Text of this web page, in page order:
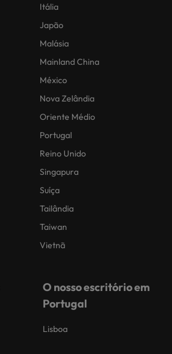
Itália
Japão
Malásia
Mainland China
México
Nova Zelândia
Oriente Médio
Portugal
Reino Unido
Singapura
Suíça
Tailândia
Taiwan
Vietnã
O nosso escritório em
Portugal
Lisboa